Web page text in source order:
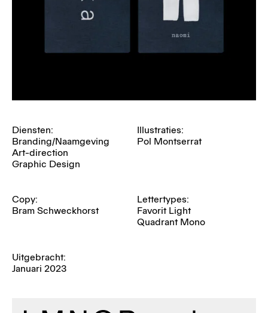
Diensten:
Branding/Naamgeving
Art-direction
Graphic Design
Illustraties:
Pol Montserrat
Copy:
Bram Schweckhorst
Lettertypes:
Favorit Light
Quadrant Mono
Uitgebracht:
Januari 2023